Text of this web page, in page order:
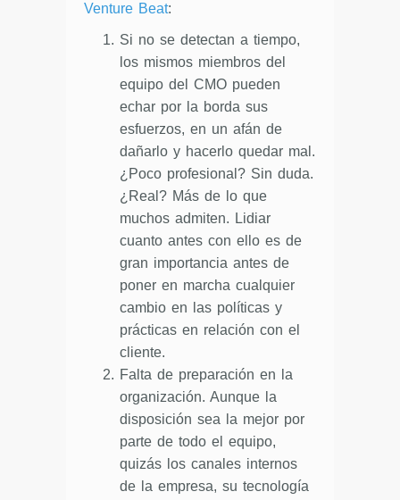
Venture Beat:
Si no se detectan a tiempo,
los mismos miembros del
equipo del CMO pueden
echar por la borda sus
esfuerzos, en un afán de
dañarlo y hacerlo quedar mal.
¿Poco profesional? Sin duda.
¿Real? Más de lo que
muchos admiten. Lidiar
cuanto antes con ello es de
gran importancia antes de
poner en marcha cualquier
cambio en las políticas y
prácticas en relación con el
cliente.
Falta de preparación en la
organización. Aunque la
disposición sea la mejor por
parte de todo el equipo,
quizás los canales internos
de la empresa, su tecnología